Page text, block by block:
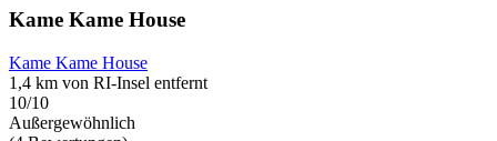
Kame Kame House
Kame Kame House
1,4 km von RI-Insel entfernt
10/10
Außergewöhnlich